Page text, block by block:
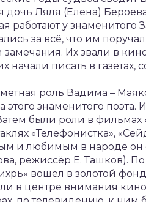
дочь Ляля (Елена)
работают у знаменитого
за всё, что им
замечания. Их звали в
начали писать в газетах,
роль Вадима –
этого знаменитого
были роли в
«Телефонистка»,
и любимым в народе он
режиссёр Е. Ташков).
вошёл в золотой
в центре внимания